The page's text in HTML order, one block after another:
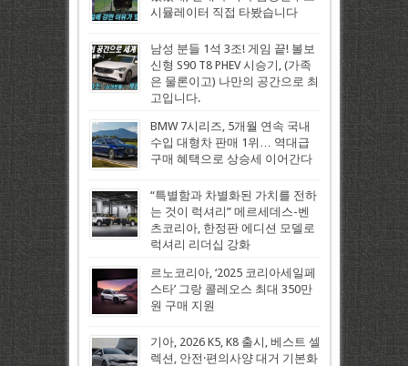
시뮬레이터 직접 타봤습니다
남성 분들 1석 3조! 게임 끝! 볼보
신형 S90 T8 PHEV 시승기, (가족
은 물론이고) 나만의 공간으로 최
고입니다.
BMW 7시리즈, 5개월 연속 국내
수입 대형차 판매 1위… 역대급
구매 혜택으로 상승세 이어간다
“특별함과 차별화된 가치를 전하
는 것이 럭셔리” 메르세데스-벤
츠코리아, 한정판 에디션 모델로
럭셔리 리더십 강화
르노코리아, ‘2025 코리아세일페
스타’ 그랑 콜레오스 최대 350만
원 구매 지원
기아, 2026 K5, K8 출시, 베스트 셀
렉션, 안전·편의사양 대거 기본화